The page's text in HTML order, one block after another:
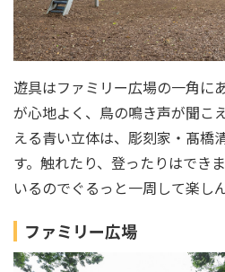
遊具はファミリー広場の一角に
が心地よく、鳥の鳴き声が聞こ
える青い立体は、彫刻家・髙橋
す。触れたり、登ったりはでき
いるのでぐるっと一周して楽し
ファミリー広場